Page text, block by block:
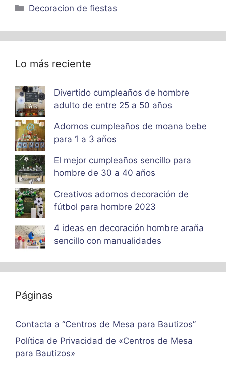
Categorías
Decoracion de fiestas
Lo más reciente
Divertido cumpleaños de hombre
adulto de entre 25 a 50 años
Adornos cumpleaños de moana bebe
para 1 a 3 años
El mejor cumpleaños sencillo para
hombre de 30 a 40 años
Creativos adornos decoración de
fútbol para hombre 2023
4 ideas en decoración hombre araña
sencillo con manualidades
Páginas
Contacta a “Centros de Mesa para Bautizos”
Política de Privacidad de «Centros de Mesa
para Bautizos»